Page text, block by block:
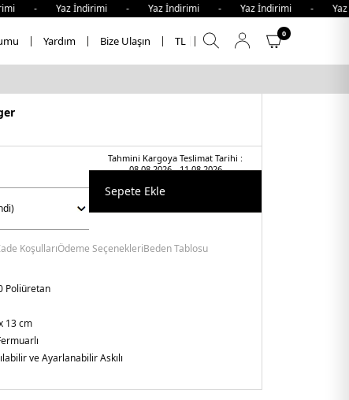
Yaz İndirimi - Yaz İndirimi - Yaz İndirimi -
Yardım Bize Ulaşın TL
0
Tahmini Kargoya Teslimat Tarihi :
08.08.2026 - 11.08.2026
Sepete Ekle
KoşullarıÖdeme SeçenekleriBeden Tablosu
Poliüretan
13 cm
ve Ayarlanabilir Askılı
1,2 Lt.-Manyetik klips kapamalı ön cep-Fermuarlı arka